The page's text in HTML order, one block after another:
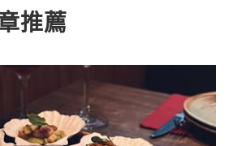
推薦